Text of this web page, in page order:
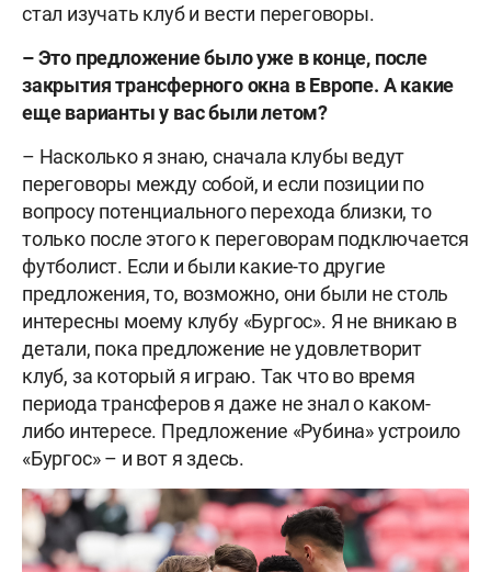
стал изучать клуб и вести переговоры.
– Это предложение было уже в конце, после
закрытия трансферного окна в Европе. А какие
еще варианты у вас были летом?
– Насколько я знаю, сначала клубы ведут
переговоры между собой, и если позиции по
вопросу потенциального перехода близки, то
только после этого к переговорам подключается
футболист. Если и были какие-то другие
предложения, то, возможно, они были не столь
интересны моему клубу «Бургос». Я не вникаю в
детали, пока предложение не удовлетворит
клуб, за который я играю. Так что во время
периода трансферов я даже не знал о каком-
либо интересе. Предложение «Рубина» устроило
«Бургос» – и вот я здесь.